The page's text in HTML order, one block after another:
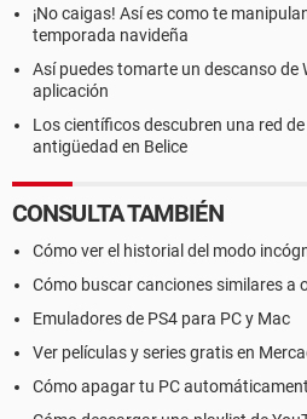
¡No caigas! Así es como te
temporada navideña
Así puedes tomarte un descanso de
aplicación
Los científicos descubren una red
antigüedad en Belice
CONSULTA TAMBIÉN
Cómo ver el historial del modo
Cómo buscar canciones similares a
Emuladores de PS4 para PC y Mac
Ver películas y series gratis en
Cómo apagar tu PC